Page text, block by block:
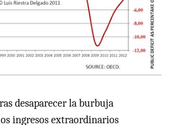
desaparecer la burbuja
ingresos extraordinarios